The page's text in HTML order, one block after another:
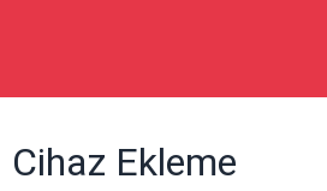
Cihaz Ekleme